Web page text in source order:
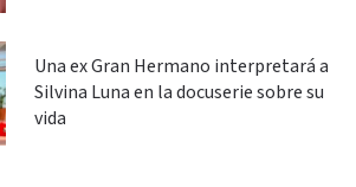
Una ex Gran Hermano interpretará a
Silvina Luna en la docuserie sobre su
vida